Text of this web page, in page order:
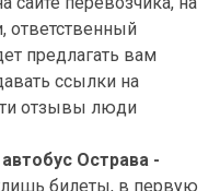
ответственный
предлагать вам
ссылки на
отзывы люди
Острава -
билеты, в первую